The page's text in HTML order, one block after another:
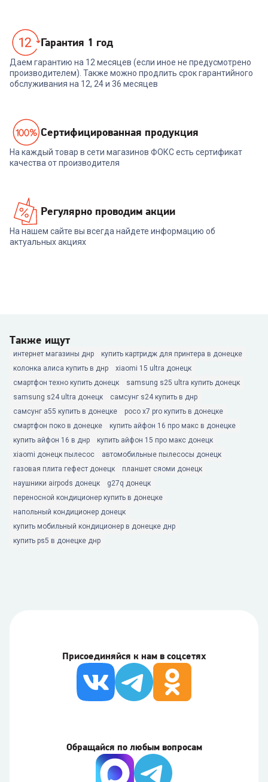
Гарантия 1 год
Даем гарантию на 12 месяцев (если иное не предусмотрено
производителем). Также можно продлить срок гарантийного
обслуживания на 12, 24 и 36 месяцев
Cертифицированная продукция
На каждый товар в сети магазинов ФОКС есть сертификат
качества от производителя
Регулярно проводим акции
На нашем сайте вы всегда найдете информацию об
актуальных акциях
Также ищут
интернет магазины днр
купить картридж для принтера в донецке
колонка алиса купить в днр
xiaomi 15 ultra донецк
смартфон техно купить донецк
samsung s25 ultra купить донецк
samsung s24 ultra донецк
самсунг s24 купить в днр
самсунг а55 купить в донецке
poco x7 pro купить в донецке
смартфон поко в донецке
купить айфон 16 про макс в донецке
купить айфон 16 в днр
купить айфон 15 про макс донецк
xiaomi донецк пылесос
автомобильные пылесосы донецк
газовая плита гефест донецк
планшет сяоми донецк
наушники airpods донецк
g27q донецк
переносной кондиционер купить в донецке
напольный кондиционер донецк
купить мобильный кондиционер в донецке днр
купить ps5 в донецке днр
Присоединяйся к нам в соцсетях
Обращайся по любым вопросам